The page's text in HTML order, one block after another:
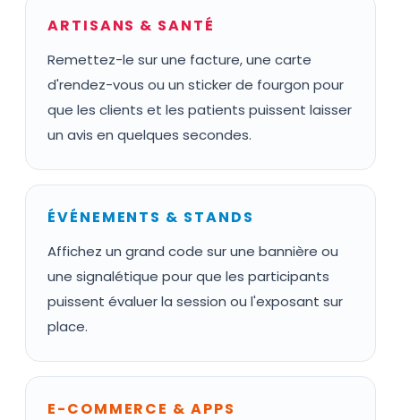
ARTISANS & SANTÉ
Remettez-le sur une facture, une carte
d'rendez-vous ou un sticker de fourgon pour
que les clients et les patients puissent laisser
un avis en quelques secondes.
ÉVÉNEMENTS & STANDS
Affichez un grand code sur une bannière ou
une signalétique pour que les participants
puissent évaluer la session ou l'exposant sur
place.
E-COMMERCE & APPS